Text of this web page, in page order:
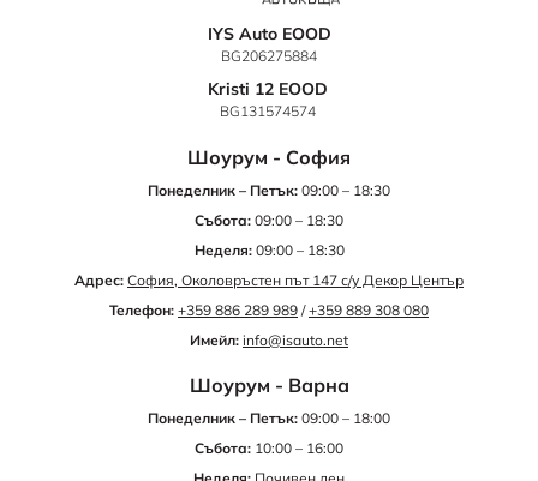
IYS Auto EOOD
BG206275884
Kristi 12 EOOD
BG131574574
Шоурум - София
Понеделник – Петък: 09:00 – 18:30
Събота: 09:00 – 18:30
Неделя:09:00 – 18:30
Адрес: София, Околовръстен път 147 с/у Декор Център
Телефон: +359 886 289 989 /+359 889 308 080
Имейл: info@isauto.net
Шоурум - Варна
Понеделник – Петък: 09:00 – 18:00
Събота: 10:00 – 16:00